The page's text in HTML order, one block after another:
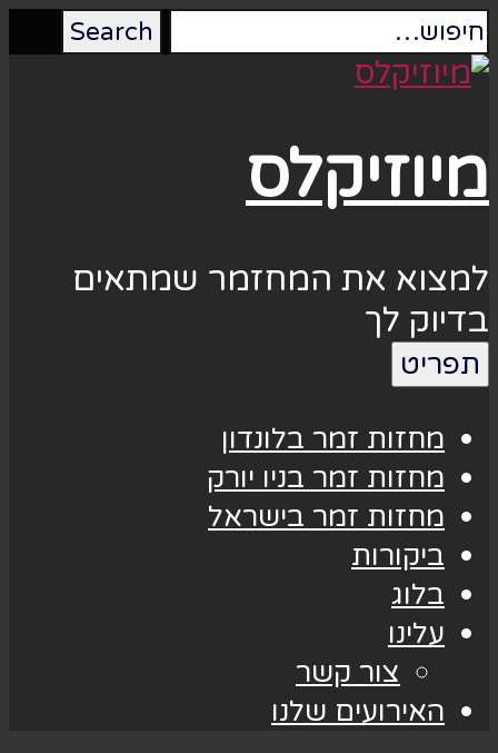
מיוזיקלס
למצוא את המחזמר שמתאים
בדיוק לך
תפריט
מחזות זמר בלונדון
מחזות זמר בניו יורק
מחזות זמר בישראל
ביקורות
בלוג
עלינו
צור קשר
האירועים שלנו